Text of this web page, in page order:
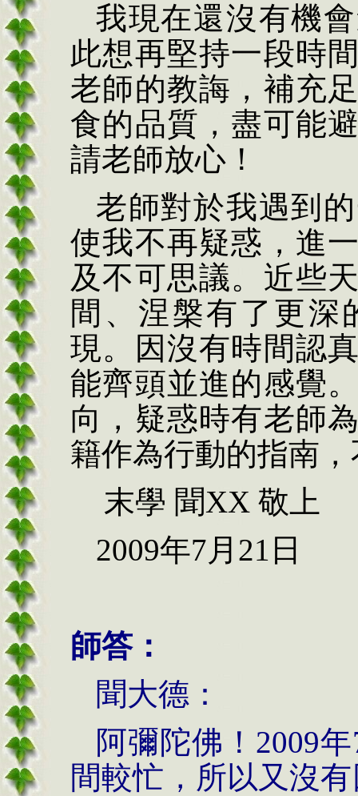
我現在還沒有機
此想再堅持一段時
老師的教誨，補充
食的品質，盡可能
請老師放心！
老師對於我遇到
使我不再疑惑，進
及不可思議。近些
間、涅槃有了更深
現。因沒有時間認
能齊頭並進的感覺
向，疑惑時有老師
籍作為行動的指南
末學 聞XX 敬上
2009年7月 21 日
師答：
聞大德：
阿彌陀佛！ 2009年
間較忙，所以又沒